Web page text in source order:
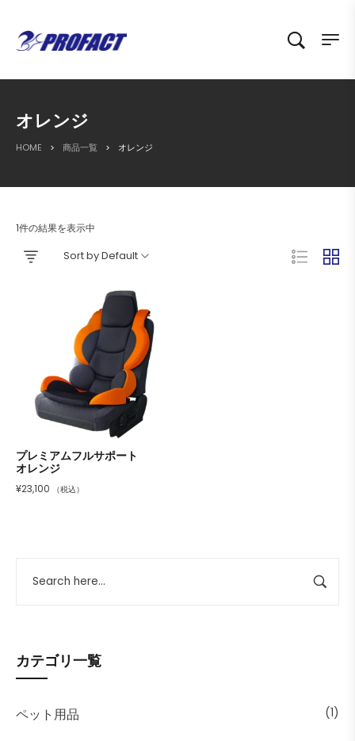
オレンジ
HOME > 商品一覧 > オレンジ
カテゴリ一覧
ペット用品 (1)
1件の結果を表示中
Sort by Default
プレミアムフルサポート
オレンジ
¥23,100 （税込）